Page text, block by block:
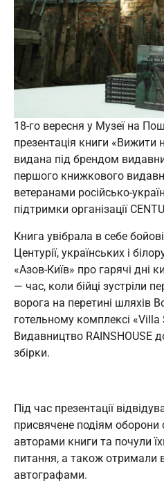
18-го вересня у Музеї на
презентація книги «Вижити
видана під брендом
першого книжкового
ветеранами російсько-
підтримки організації
Книга увібрала в себе
Центурії, українських і
«Азов-Київ» про гарячі дні
— час, коли бійці зустріли
ворога на перетині шляхів
готельному комплексі «Villa
Видавництво RAINSHOUSE
збірки.
Під час презентації
присвячене подіям оборони
авторами книги та почули
питання, а також отримали
автографами.